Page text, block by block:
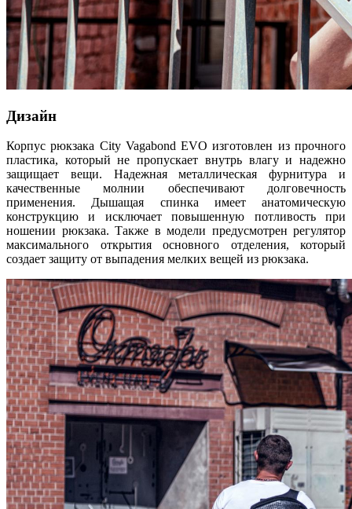
Дизайн
Корпус рюкзака City Vagabond EVO изготовлен из прочного
пластика, который не пропускает внутрь влагу и надежно
защищает вещи. Надежная металлическая фурнитура и
качественные молнии обеспечивают долговечность
применения. Дышащая спинка имеет анатомическую
конструкцию и исключает повышенную потливость при
ношении рюкзака. Также в модели предусмотрен регулятор
максимального открытия основного отделения, который
создает защиту от выпадения мелких вещей из рюкзака.